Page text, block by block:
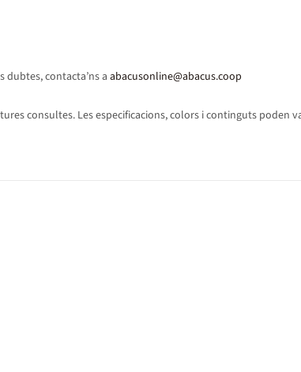
dubtes, contacta’ns a abacusonline@abacus.coop
consultes. Les especificacions, colors i continguts poden